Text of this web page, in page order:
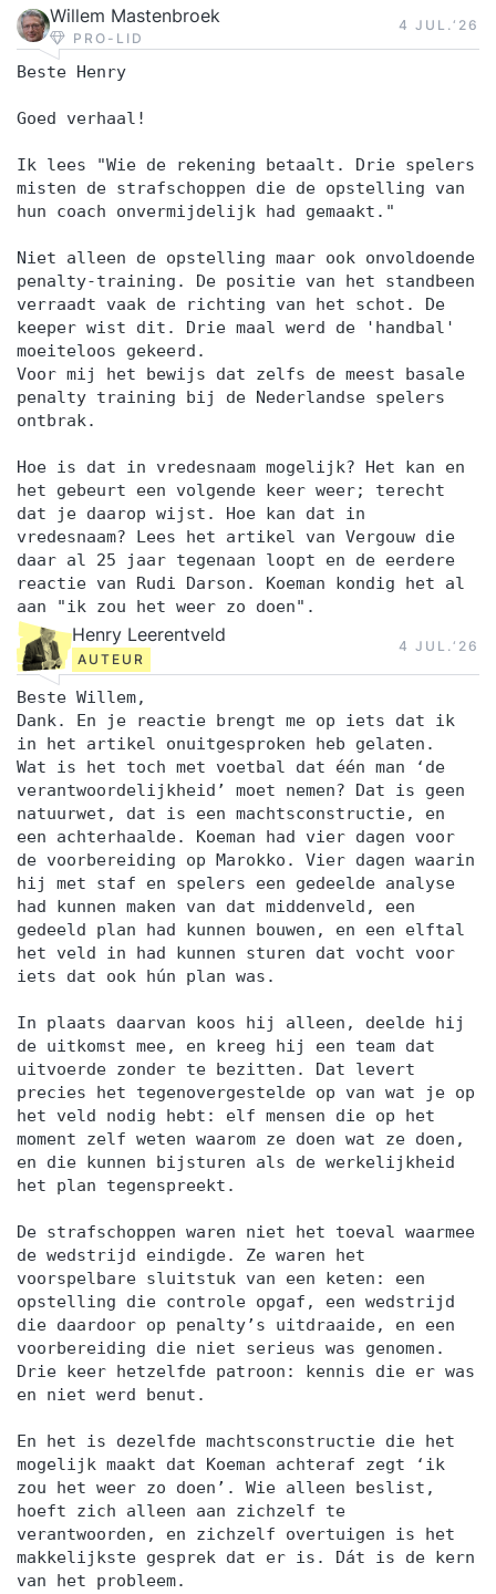
Willem Mastenbroek
PRO-LID
4 JUL.‘26
Beste Henry
Goed verhaal!
Ik lees "Wie de rekening betaalt. Drie spelers
misten de strafschoppen die de opstelling van
hun coach onvermijdelijk had gemaakt."
Niet alleen de opstelling maar ook onvoldoende
penalty-training. De positie van het standbeen
verraadt vaak de richting van het schot. De
keeper wist dit. Drie maal werd de 'handbal'
moeiteloos gekeerd.
Voor mij het bewijs dat zelfs de meest basale
penalty training bij de Nederlandse spelers
ontbrak.
Hoe is dat in vredesnaam mogelijk? Het kan en
het gebeurt een volgende keer weer; terecht
dat je daarop wijst. Hoe kan dat in
vredesnaam? Lees het artikel van Vergouw die
daar al 25 jaar tegenaan loopt en de eerdere
reactie van Rudi Darson. Koeman kondig het al
aan "ik zou het weer zo doen".
Henry Leerentveld
AUTEUR
4 JUL.‘26
Beste Willem,
Dank. En je reactie brengt me op iets dat ik
in het artikel onuitgesproken heb gelaten.
Wat is het toch met voetbal dat één man ‘de
verantwoordelijkheid’ moet nemen? Dat is geen
natuurwet, dat is een machtsconstructie, en
een achterhaalde. Koeman had vier dagen voor
de voorbereiding op Marokko. Vier dagen waarin
hij met staf en spelers een gedeelde analyse
had kunnen maken van dat middenveld, een
gedeeld plan had kunnen bouwen, en een elftal
het veld in had kunnen sturen dat vocht voor
iets dat ook hún plan was.
In plaats daarvan koos hij alleen, deelde hij
de uitkomst mee, en kreeg hij een team dat
uitvoerde zonder te bezitten. Dat levert
precies het tegenovergestelde op van wat je op
het veld nodig hebt: elf mensen die op het
moment zelf weten waarom ze doen wat ze doen,
en die kunnen bijsturen als de werkelijkheid
het plan tegenspreekt.
De strafschoppen waren niet het toeval waarmee
de wedstrijd eindigde. Ze waren het
voorspelbare sluitstuk van een keten: een
opstelling die controle opgaf, een wedstrijd
die daardoor op penalty’s uitdraaide, en een
voorbereiding die niet serieus was genomen.
Drie keer hetzelfde patroon: kennis die er was
en niet werd benut.
En het is dezelfde machtsconstructie die het
mogelijk maakt dat Koeman achteraf zegt ‘ik
zou het weer zo doen’. Wie alleen beslist,
hoeft zich alleen aan zichzelf te
verantwoorden, en zichzelf overtuigen is het
makkelijkste gesprek dat er is. Dát is de kern
van het probleem.